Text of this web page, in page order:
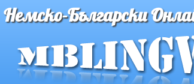
Немско-Български